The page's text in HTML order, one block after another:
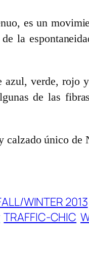
es un
la
azul, verde,
de las
único de
WINTER 2013
TRAFFIC-CHIC